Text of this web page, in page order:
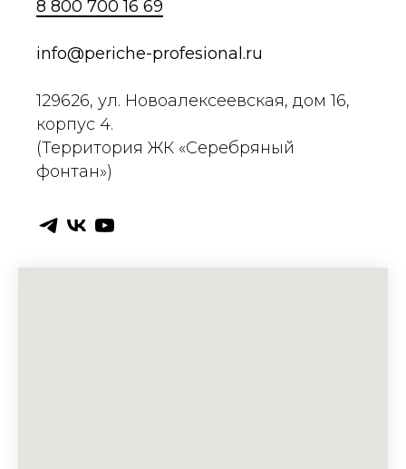
8 800 700 16 69
info@periche-profesional.ru
129626, ул. Новоалексеевская, дом 16,
корпус 4.
(Территория ЖК «Серебряный
фонтан»)